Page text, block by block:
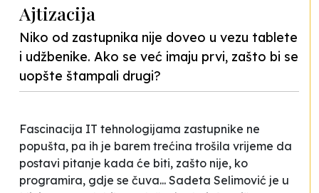
Ajtizacija
Niko od zastupnika nije doveo u vezu tablete
i udžbenike. Ako se već imaju prvi, zašto bi se
uopšte štampali drugi?
Fascinacija IT tehnologijama zastupnike ne
popušta, pa ih je barem trećina trošila vrijeme da
postavi pitanje kada će biti, zašto nije, ko
programira, gdje se čuva... Sadeta Selimović je u